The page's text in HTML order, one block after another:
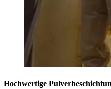
Hochwertige